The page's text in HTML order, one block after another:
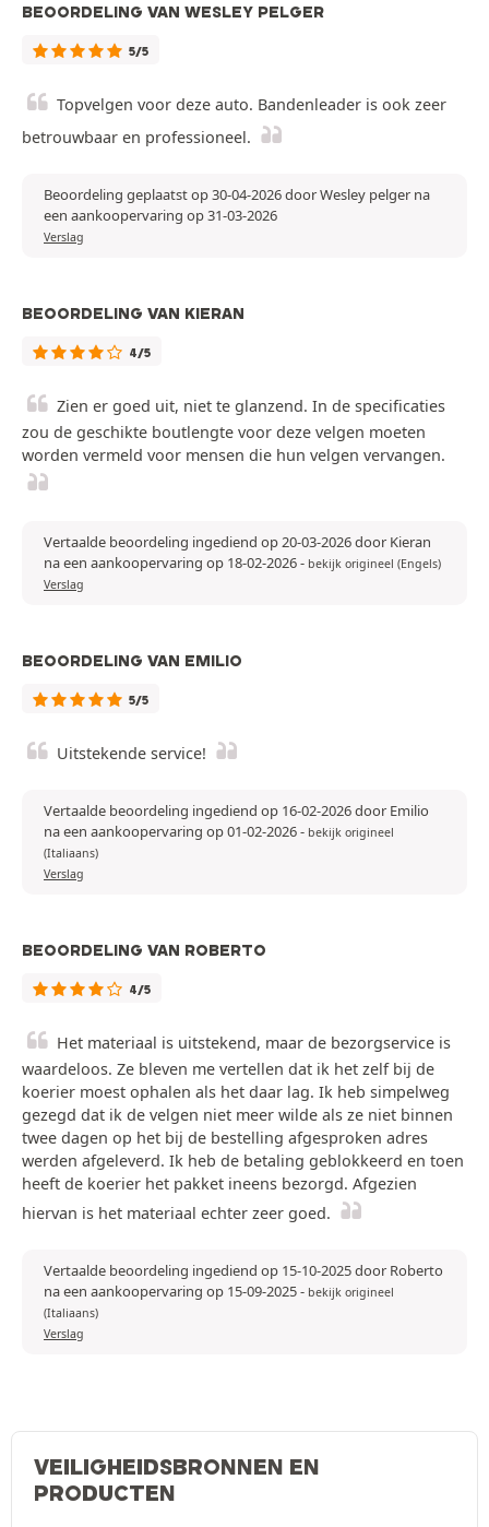
BEOORDELING VAN WESLEY PELGER
5/5
Topvelgen voor deze auto. Bandenleader is ook zeer
betrouwbaar en professioneel.
Beoordeling geplaatst op 30-04-2026 door Wesley pelger na
een aankoopervaring op 31-03-2026
Verslag
BEOORDELING VAN KIERAN
4/5
Zien er goed uit, niet te glanzend. In de specificaties
zou de geschikte boutlengte voor deze velgen moeten
worden vermeld voor mensen die hun velgen vervangen.
Vertaalde beoordeling ingediend op 20-03-2026 door Kieran
na een aankoopervaring op 18-02-2026- bekijk origineel (Engels)
Verslag
BEOORDELING VAN EMILIO
5/5
Uitstekende service!
Vertaalde beoordeling ingediend op 16-02-2026 door Emilio
na een aankoopervaring op 01-02-2026- bekijk origineel
(Italiaans)
Verslag
BEOORDELING VAN ROBERTO
4/5
Het materiaal is uitstekend, maar de bezorgservice is
waardeloos. Ze bleven me vertellen dat ik het zelf bij de
koerier moest ophalen als het daar lag. Ik heb simpelweg
gezegd dat ik de velgen niet meer wilde als ze niet binnen
twee dagen op het bij de bestelling afgesproken adres
werden afgeleverd. Ik heb de betaling geblokkeerd en toen
heeft de koerier het pakket ineens bezorgd. Afgezien
hiervan is het materiaal echter zeer goed.
Vertaalde beoordeling ingediend op 15-10-2025 door Roberto
na een aankoopervaring op 15-09-2025- bekijk origineel
(Italiaans)
Verslag
VEILIGHEIDSBRONNEN EN
PRODUCTEN